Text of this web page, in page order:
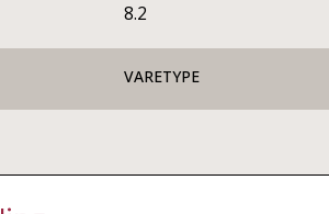
8.2
VARETYPE